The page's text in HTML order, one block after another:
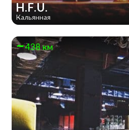
H.F.U.
Кальянная
438 км